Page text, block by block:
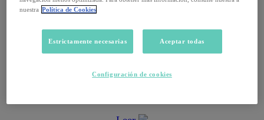
Informes
2 septiembre, 2025
nuestra Política de Cookies
Estrictamente necesarias Aceptar todas
Configuración de cookies